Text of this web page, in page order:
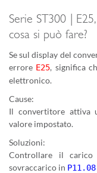
Serie ST300 |
cosa si può fare?
Se sul display del
errore E25, significa
elettronico.
Cause:
Il convertitore attiva
valore impostato.
Soluzioni:
Controllare il
sovraccarico in P11.08